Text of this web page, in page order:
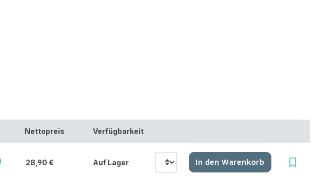
Nettopreis Verfügbarkeit
28,90 € Auf Lager In den Warenkorb